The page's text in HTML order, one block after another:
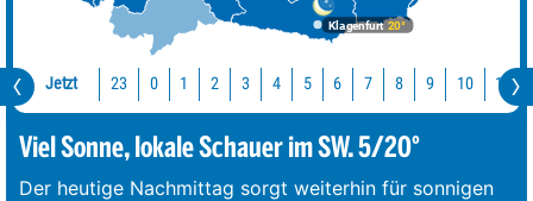
Klagenfurt 20°
Jetzt 23 0 1 2 3 4 5 6 7 8 9 10 11
Viel Sonne, lokale Schauer im SW. 5/20°
Der heutige Nachmittag sorgt weiterhin für sonnigen